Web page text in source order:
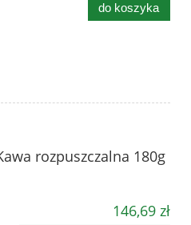
do koszyka
rozpuszczalna 180g
146,69 zł